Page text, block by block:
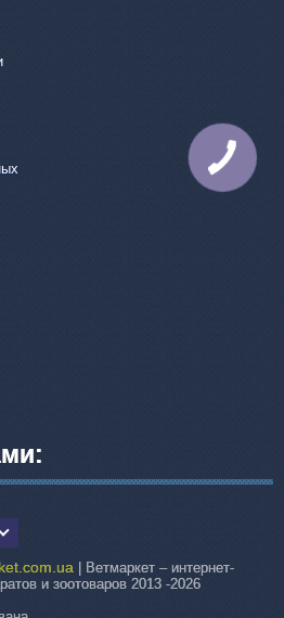
| Ветмаркет – интернет-
и зоотоваров 2013 -2026
КНОПКА
СВЯЗИ